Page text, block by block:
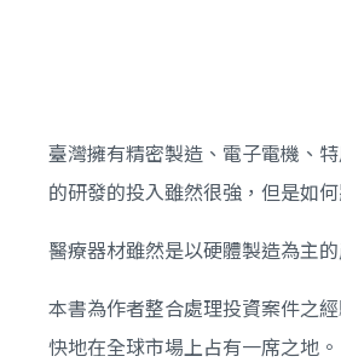
臺灣擁有精密製造、電子電機、
的研發的投入雖然很強，但是如
醫療器材雖然是以硬體製造為主
本書為作者整合處理投資案件之
快地在全球市場上占有一席之地。